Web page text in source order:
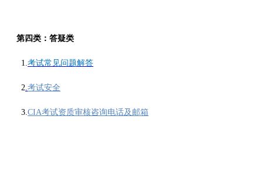
第四类： 答疑类
1. 考试常见问题解答
2 考试安全
3. CIA考试资质审核咨询电话及邮箱